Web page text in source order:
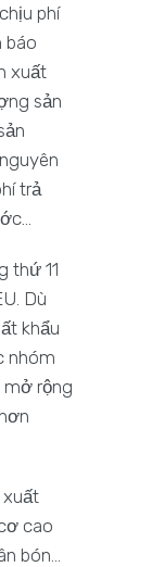
phí
báo
xuất
sản
trả
thứ 11
Dù
khẩu
nhóm
mở rộng
xuất
cao
bón…